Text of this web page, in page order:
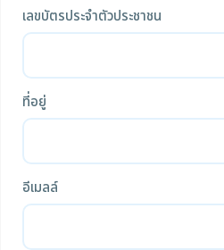
เลขบัตรประจำตัวประชาชน
ที่อยู่
อีเมลล์